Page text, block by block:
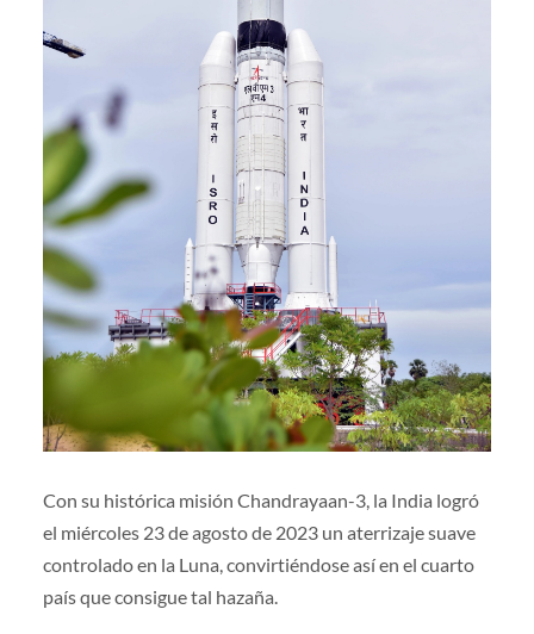
Con su histórica misión Chandrayaan-3, la India logró
el miércoles 23 de agosto de 2023 un aterrizaje suave
controlado en la Luna, convirtiéndose así en el cuarto
país que consigue tal hazaña.